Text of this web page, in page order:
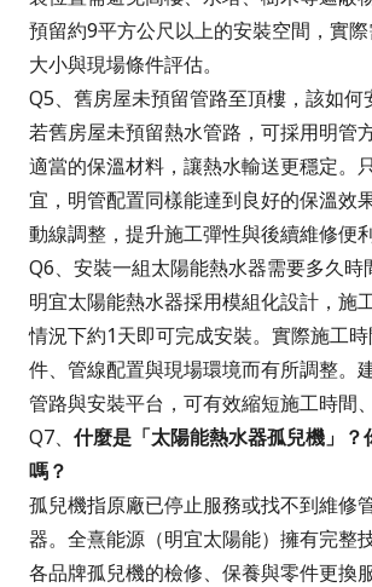
預留約9平方公尺以上的安裝空間，實
大小與現場條件評估。
Q5、舊房屋未預留管路至頂樓，該如何
若舊房屋未預留熱水管路，可採用明管
適當的保溫材料，讓熱水輸送更穩定。
宜，明管配置同樣能達到良好的保溫效
動線調整，提升施工彈性與後續維修便利
Q6、安裝一組太陽能熱水器需要多久時
明宜太陽能熱水器採用模組化設計，施
情況下約1天即可完成安裝。實際施工
件、管線配置與現場環境而有所調整。
管路與安裝平台，可有效縮短施工時間
Q7、 什麼是「太陽能熱水器孤兒機」？
嗎？
孤兒機指原廠已停止服務或找不到維修
器。全熹能源（明宜太陽能）擁有完整
各品牌孤兒機的檢修、保養與零件更換服